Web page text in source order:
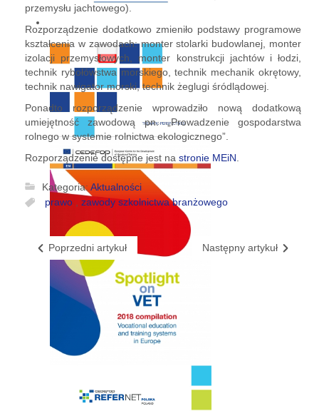
przemysłu jachtowego).
Rozporządzenie dodatkowo zmieniło podstawy programowe
kształcenia w zawodach: monter stolarki budowlanej, monter
izolacji przemysłowych, monter konstrukcji jachtów i łodzi,
technik rybołówstwa morskiego, technik mechanik okrętowy,
technik nawigator morski, technik żeglugi śródlądowej.
Ponadto rozporządzenie wprowadziło nową dodatkową
umiejętność zawodową pn. „Prowadzenie gospodarstwa
rolnego w systemie rolnictwa ekologicznego”.
Rozporządzenie dostępne jest na stronie MEiN
Kategoria: Aktualności
prawo , zawody szkolnictwa branżowego
Poprzedni artykuł Następny artykuł